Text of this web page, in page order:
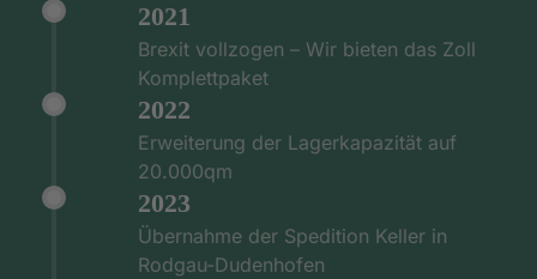
2021
Brexit vollzogen – Wir bieten das Zoll
Komplettpaket
2022
Erweiterung der Lagerkapazität auf
20.000qm
2023
Übernahme der Spedition Keller in
Rodgau-Dudenhofen